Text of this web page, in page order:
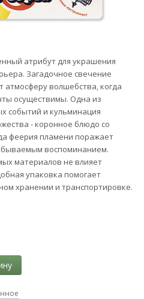
атрибут для украшения
Загадочное свечение
волшебства, когда
осуществимы. Одна из
событий и кульминация
- коронное блюдо со
феерия пламени поражает
воспоминанием.
материалов не влияет
упаковка помогает
хранении и транспортировке.